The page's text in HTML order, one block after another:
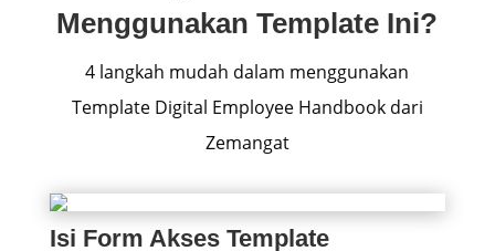
Menggunakan Template Ini?
4 langkah mudah dalam menggunakan
Template Digital Employee Handbook dari
Zemangat
Isi Form Akses Template